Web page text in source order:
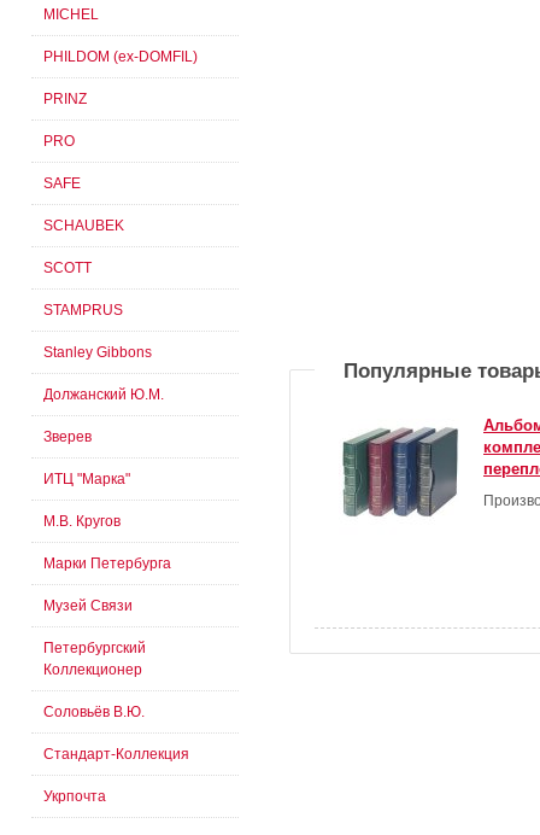
Популярные
MICHEL
PHILDOM (ex-DOMFIL)
PRINZ
PRO
SAFE
SCHAUBEK
SCOTT
STAMPRUS
Stanley Gibbons
Должанский Ю.М.
Зверев
ИТЦ "Марка"
М.В. Кругов
Марки Петербурга
Музей Связи
Петербургский
Коллекционер
Соловьёв В.Ю.
Стандарт-Коллекция
Укрпочта